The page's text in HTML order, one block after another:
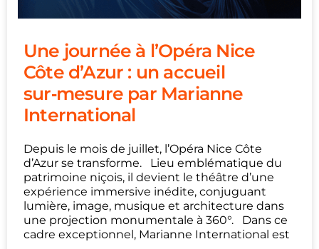
Une journée à l’Opéra Nice
Côte d’Azur : un accueil
sur‑mesure par Marianne
International
Depuis le mois de juillet, l’Opéra Nice Côte
d’Azur se transforme. Lieu emblématique du
patrimoine niçois, il devient le théâtre d’une
expérience immersive inédite, conjuguant
lumière, image, musique et architecture dans
une projection monumentale à 360°. Dans ce
cadre exceptionnel, Marianne International est